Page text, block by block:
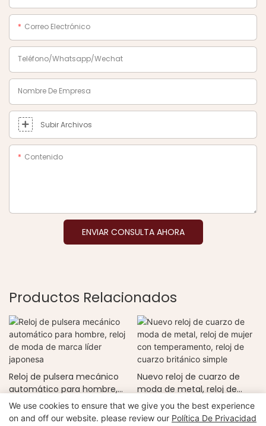
Correo Electrónico
Teléfono/Whatsapp/Wechat
Nombre De Empresa
Subir Archivos
Contenido
ENVIAR CONSULTA AHORA
Productos Relacionados
Reloj de pulsera mecánico
automático para hombre,
reloj de moda de marca
líder japonesa
Nuevo reloj de cuarzo de
moda de metal, reloj de
mujer con temperamento,
reloj de cuarzo británico
We use cookies to ensure that we give you the best experience
on and off our website. please review our Política De Privacidad